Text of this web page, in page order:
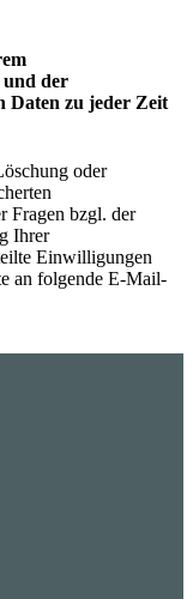
und der
Daten zu jeder Zeit
oder
Fragen bzgl. der
Ihrer
Einwilligungen
an folgende E-Mail-